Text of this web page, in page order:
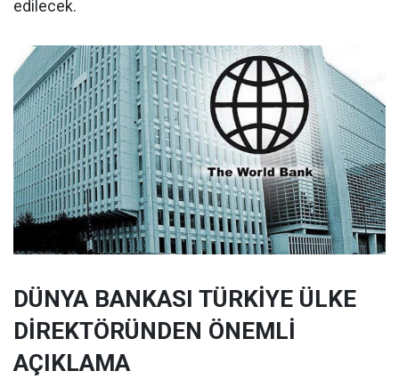
edilecek.
DÜNYA BANKASI TÜRKİYE ÜLKE
DİREKTÖRÜNDEN ÖNEMLİ
AÇIKLAMA